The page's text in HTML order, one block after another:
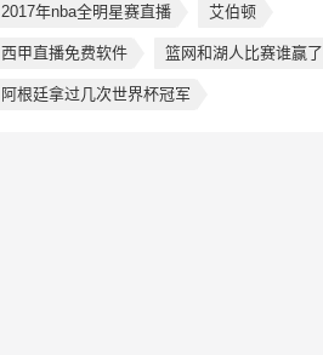
2017年nba全明星赛直播 艾伯顿
西甲直播免费软件 篮网和湖人比赛谁赢了
阿根廷拿过几次世界杯冠军